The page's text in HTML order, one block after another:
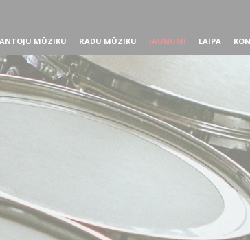
MŪZIKU RADU MŪZIKU JAUNUMI LAIPA